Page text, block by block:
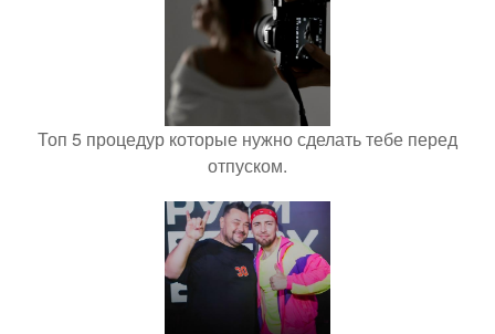
Топ 5 процедур которые нужно сделать тебе перед
отпуском.